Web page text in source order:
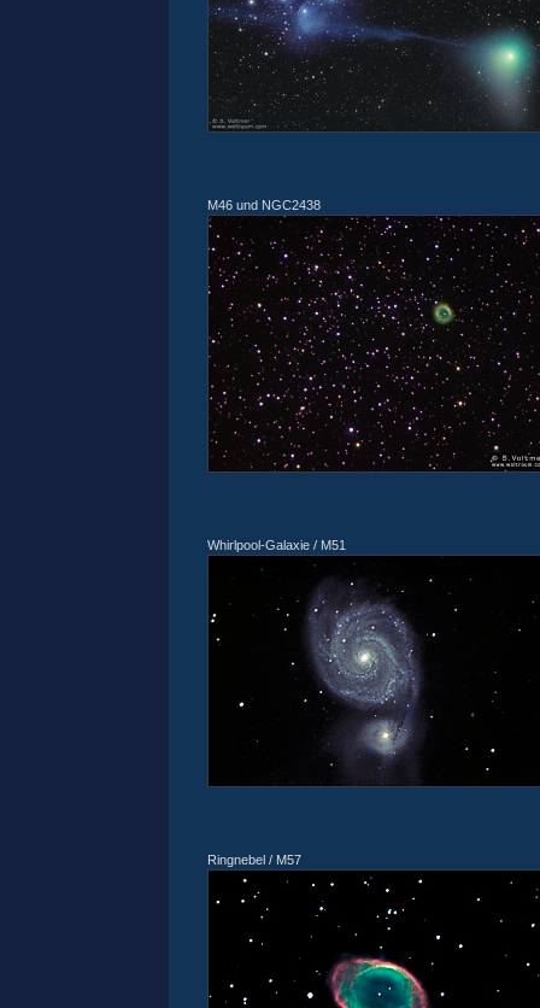
M46 und NGC2438
Whirlpool-Galaxie / M51
Ringnebel / M57